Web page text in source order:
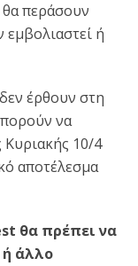
θα περάσουν
ή
έρθουν στη
να
10/4
αποτέλεσμα
θα πρέπει να
ή άλλο